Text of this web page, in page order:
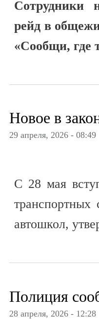
Сотрудники
рейд в
«Сообщи, где
Новое в
29 апреля, 2026 - 08:49
С 28 мая
транспортных
автошкол,
Полиция
28 апреля, 2026 - 12:28